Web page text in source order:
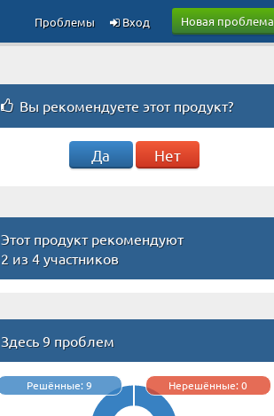
Новая проблема
Вход
Проблемы
Вы рекомендуете этот продукт?
Да Нет
Этот продукт рекомендуют
2 из 4 участников
Здесь 9 проблем
Решённые: 9 Нерешённые: 0